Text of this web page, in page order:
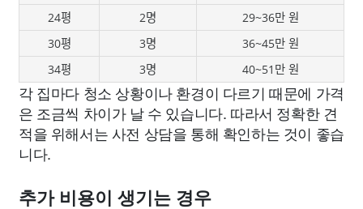
24평
2명
29~36만 원
30평
3명
36~45만 원
34평
3명 40~51만 원
각 집마다 청소 상황이나 환경이 다르기 때문에 가격
은 조금씩 차이가 날 수 있습니다. 따라서 정확한 견
적을 위해서는 사전 상담을 통해 확인하는 것이 좋습
니다.
추가 비용이 생기는 경우